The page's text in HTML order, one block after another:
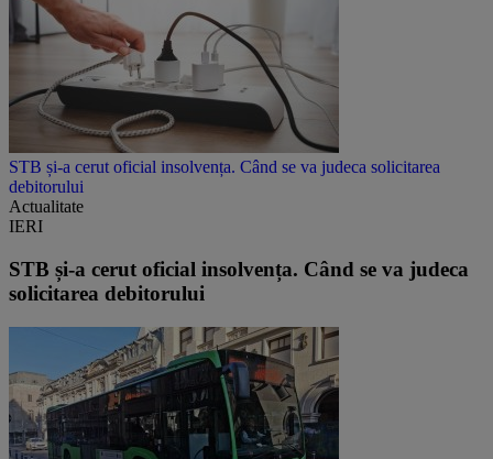
STB și-a cerut oficial insolvența. Când se va judeca solicitarea
debitorului
Actualitate
IERI
STB și-a cerut oficial insolvența. Când se va judeca
solicitarea debitorului